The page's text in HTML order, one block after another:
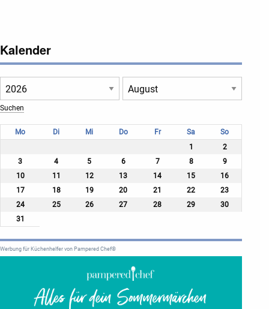
Kalender
Mo Di Mi Do Fr Sa
So
1
2
3
4 5 6 7 8
9
10
11 12 13 14 15
16
17
18 19 20 21 22
23
24
25 26 27 28 29
30
31
Werbung für Küchenhelfer von Pampered Chef®